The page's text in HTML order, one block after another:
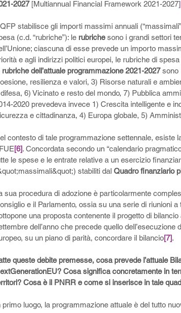
2027 [Multiannual Financial Framework 2021-2027]
stabilisce gli importi massimi annuali
(c.d. “rubriche”): le rubriche sono i grandi settori
ciascuna di esse prevede un importo
e agli indirizzi politici europei, le rubriche di
rubriche dell’attuale programmazione 2021-2027 sono
resilienza e valori, 3) Risorse naturali e
6) Vicinato e resto del mondo, 7) Pubblica
2020 prevedeva invece 1) Crescita intelligente e
e cittadinanza, 4) Europa globale, 5)
contesto di tale programmazione settennale, esiste
[6]. Concordata secondo un “calendario
le spese e le entrate relative a un esercizio
stabiliti dal Quadro finanziario
sua procedura di adozione è particolarmente
e il Parlamento, ossia su una serie di riunioni
una proposta contenente il progetto di
dell’anno che precede quello
su un piano di parità, concordare il bilancio[7].
queste debite premesse, cosa prevede l’attuale
Cosa significa concretamente in
Cosa è il PNRR e come si inserisce in tale
primo luogo, la programmazione attuale è del tutto